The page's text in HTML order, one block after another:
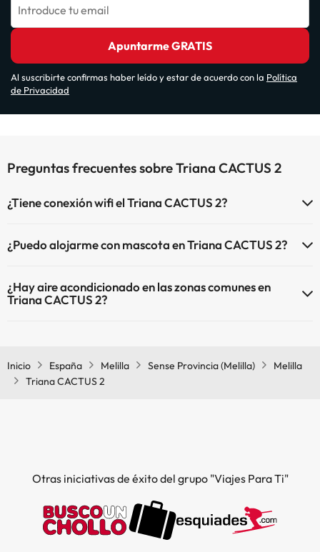
Introduce tu email
Apuntarme GRATIS
Al suscribirte confirmas haber leído y estar de acuerdo con la Política
de Privacidad
Preguntas frecuentes sobre Triana CACTUS 2
¿Tiene conexión wifi el Triana CACTUS 2?
¿Puedo alojarme con mascota en Triana CACTUS 2?
¿Hay aire acondicionado en las zonas comunes en
Triana CACTUS 2?
Inicio España Melilla Sense Provincia (Melilla)
Melilla
Triana CACTUS 2
Otras iniciativas de éxito del grupo "Viajes Para Ti"